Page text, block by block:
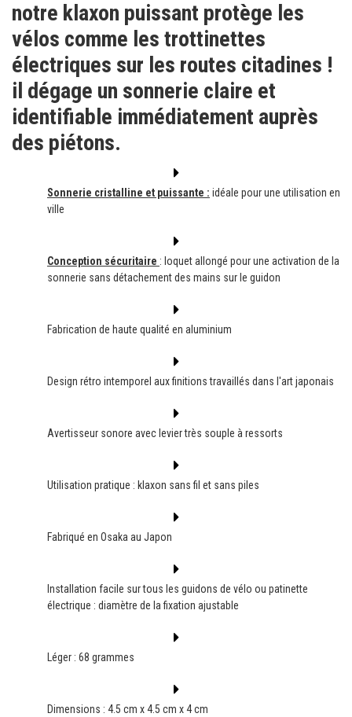
notre klaxon puissant protège les
vélos comme les trottinettes
électriques sur les routes citadines !
il dégage un sonnerie claire et
identifiable immédiatement auprès
des piétons.
Sonnerie cristalline et puissante : idéale pour une utilisation en
ville
Conception sécuritaire : loquet allongé pour une activation de la
sonnerie sans détachement des mains sur le guidon
Fabrication de haute qualité en aluminium
Design rétro intemporel aux finitions travaillés dans l'art japonais
Avertisseur sonore avec levier très souple à ressorts
Utilisation pratique : klaxon sans fil et sans piles
Fabriqué en Osaka au Japon
Installation facile sur tous les guidons de vélo ou patinette
électrique : diamètre de la fixation ajustable
Léger : 68 grammes
Dimensions : 4.5 cm x 4.5 cm x 4 cm